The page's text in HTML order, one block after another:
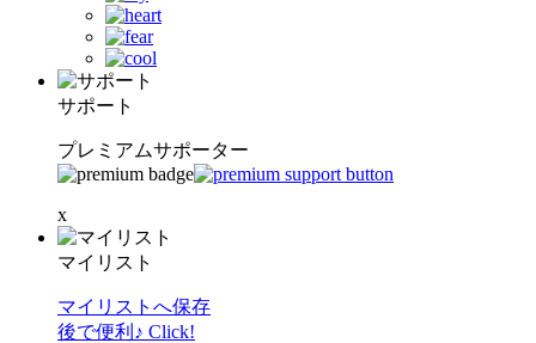
サポート
プレミアムサポーター
x
マイリスト
マイリストへ保存
後で便利♪ Click!